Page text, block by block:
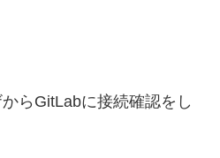
らGitLabに接続確認をし